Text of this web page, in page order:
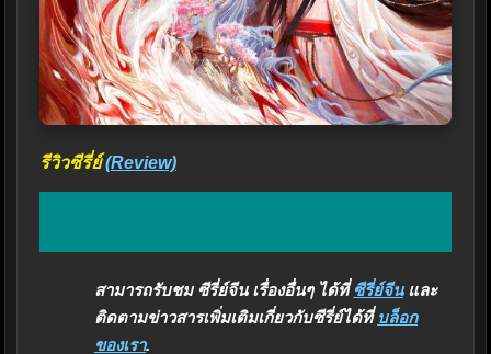
รีวิวซีรี่ย์(Review)
สามารถรับชม ซีรี่ย์จีน เรื่องอื่นๆ ได้ที่ซีรี่ย์จีนและ
ติดตามข่าวสารเพิ่มเติมเกี่ยวกับซีรี่ย์ได้ที่ บล็อก
ของเรา.